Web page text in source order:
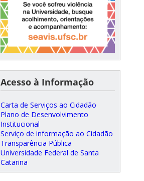
Acesso à Informação
Carta de Serviços ao Cidadão
Plano de Desenvolvimento
Institucional
Serviço de informação ao Cidadão
Transparência Pública
Universidade Federal de Santa
Catarina